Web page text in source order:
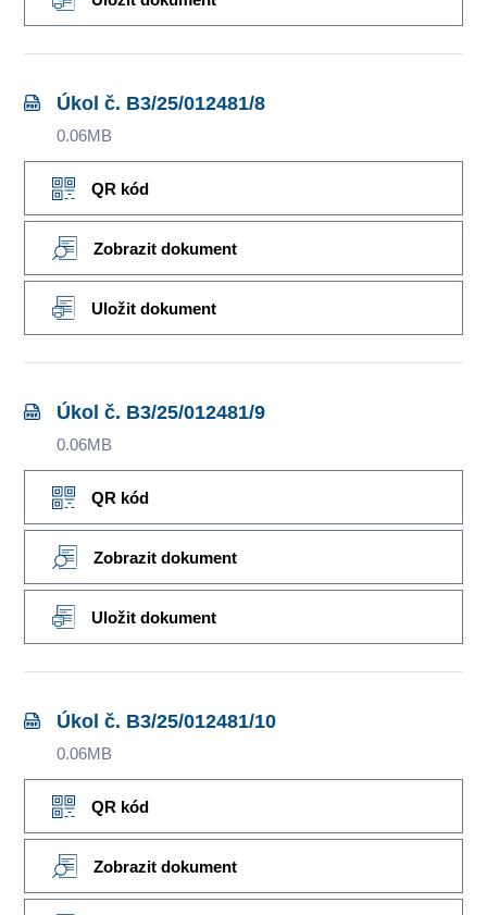
Úkol č. B3/25/012481/8
0.06MB
QR kód
Zobrazit dokument
Uložit dokument
Úkol č. B3/25/012481/9
0.06MB
QR kód
Zobrazit dokument
Uložit dokument
Úkol č. B3/25/012481/10
0.06MB
QR kód
Zobrazit dokument